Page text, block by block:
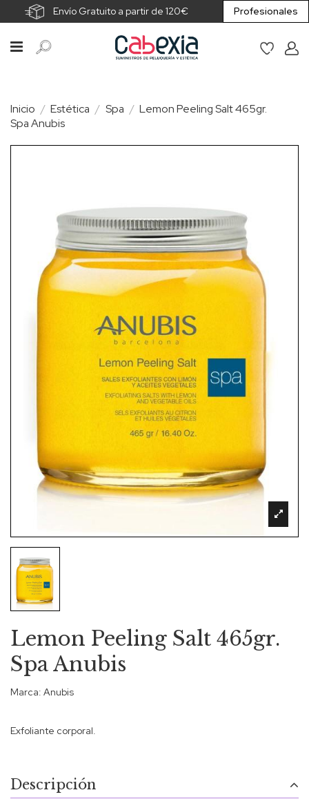
Envío Gratuito a partir de 120€ Profesionales
Inicio Estética Spa
Lemon Peeling Salt 465gr.
Spa Anubis
Lemon Peeling Salt 465gr.
Spa Anubis
Marca: Anubis
Exfoliante corporal.
Descripción